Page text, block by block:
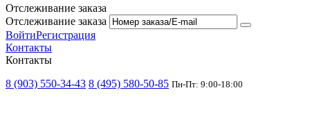
Отслеживание заказа
Отслеживание заказа
ВойтиРегистрация
Контакты
Контакты
8 (903) 550-34-43 8 (495) 580-50-85 Пн-Пт: 9:00-18:00